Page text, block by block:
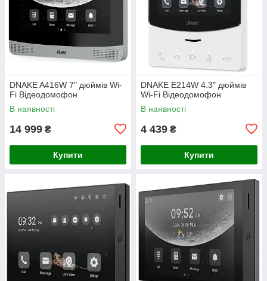
DNAKE A416W 7" дюймів Wi-
Fi Відеодомофон
В наявності
14 999 ₴
Купити
DNAKE E214W 4.3" дюймів
Wi-Fi Відеодомофон
В наявності
4 439 ₴
Купити